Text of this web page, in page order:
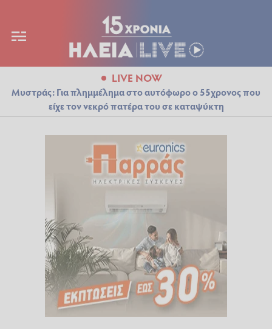
LIVE NOW
Μυστράς: Για πλημμέλημα στο αυτόφωρο ο 55χρονος που
είχε τον νεκρό πατέρα του σε καταψύκτη